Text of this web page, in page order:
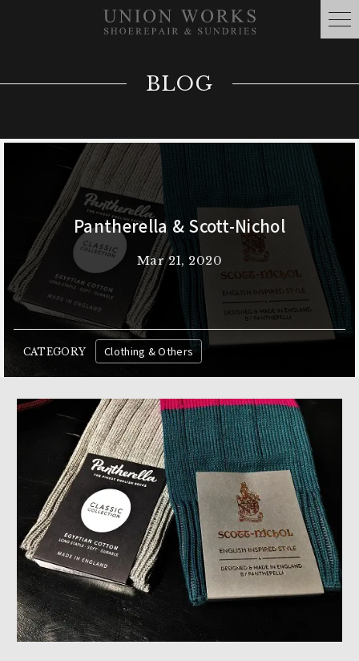
BLOG
Pantherella & Scott-Nichol
Mar 21, 2020
CATEGORY Clothing & Others